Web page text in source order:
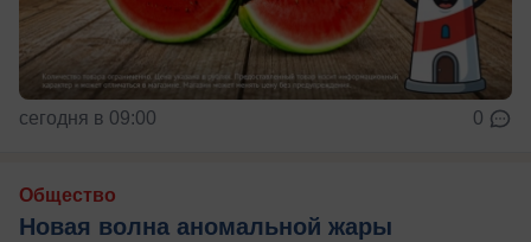
сегодня в 09:00 0
Общество
Новая волна аномальной жары